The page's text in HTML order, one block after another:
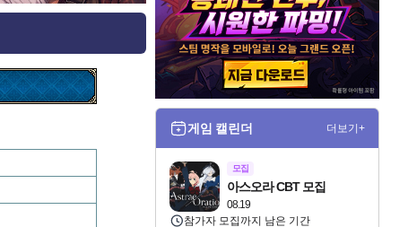
게임 캘린더 더보기+
모집
08.19
아스오라 CBT 모집
참가자 모집까지 남은 기간